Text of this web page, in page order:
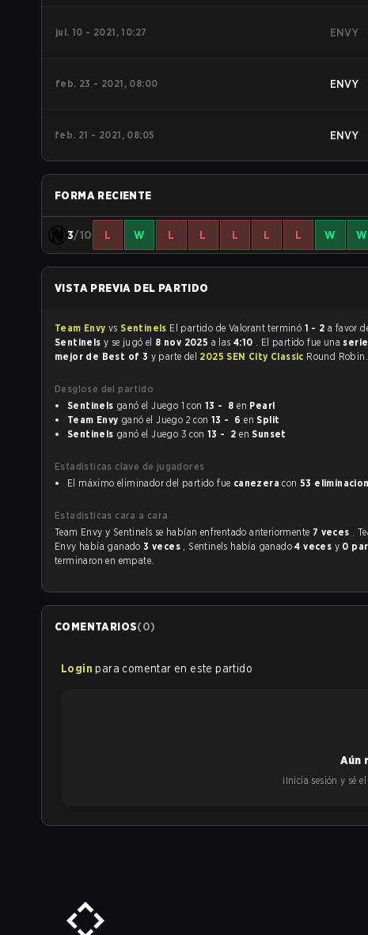
jul. 10 - 2021, 10:27 ENVY
feb. 23 - 2021, 08:00 ENVY
feb. 21 - 2021, 08:05 ENVY
FORMA RECIENTE
3/10 L W L L L L L W W
VISTA PREVIA DEL PARTIDO
Team Envy vs Sentinels El partido de Valorant terminó 1 - 2 a favor
Sentinels y se jugó el 8 nov 2025 a las 4:10 . El partido fue una
mejor de Best of 3 y parte del 2025 SEN City Classic Round Robin.
Desglose del partido
Sentinels
ganó el Juego 1 con 13 - 8 en Pearl
Team Envy
ganó el Juego 2 con 13 - 6 enSplit
Sentinels
ganó el Juego 3 con 13 - 2 enSunset
Estadísticas clave de jugadores
El máximo eliminador del partido fue canezera con 53
Estadísticas cara a cara
Team Envy y Sentinels se habían enfrentado anteriormente 7 veces .
Envy había ganado3 veces , Sentinels había ganado4 veces y 0
terminaron en empate.
COMENTARIOS(0)
Login para comentar en este partido
Aún
¡Inicia sesión y sé